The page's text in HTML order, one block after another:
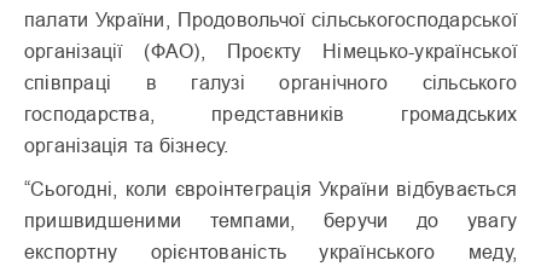
палати України, Продовольчої сільськогосподарської
організації (ФАО), Проєкту Німецько-української
співпраці в галузі органічного сільського
господарства, представників громадських
організація та бізнесу.
“Сьогодні, коли євроінтеграція України відбувається
пришвидшеними темпами, беручи до увагу
експортну орієнтованість українського меду,